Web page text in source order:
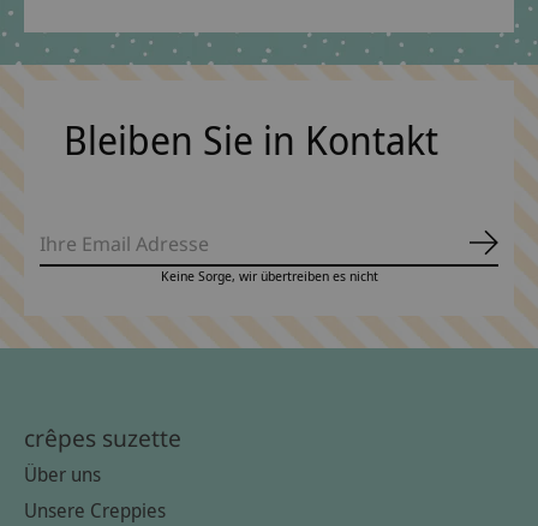
Bleiben Sie in Kontakt
Keine Sorge, wir übertreiben es nicht
crêpes suzette
Über uns
Unsere Creppies